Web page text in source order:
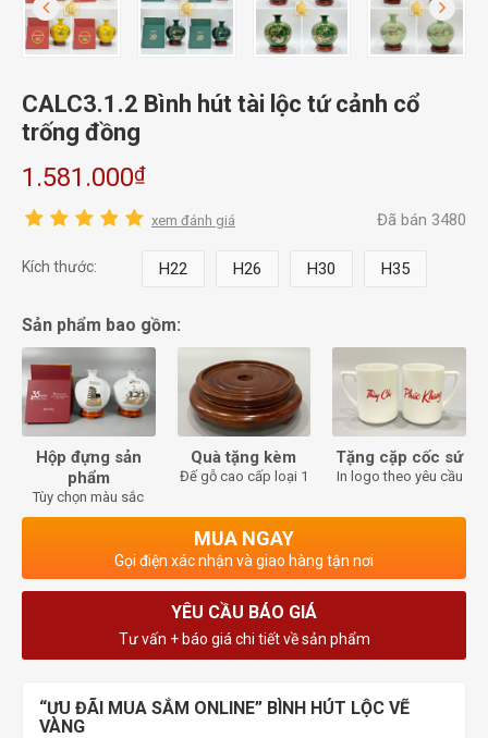
CALC3.1.2 Bình hút tài lộc tứ cảnh cổ
trống đồng
1.581.000₫
xem đánh giá Đã bán 3480
Kích thước: H22 H26 H30 H35
Sản phẩm bao gồm:
Hộp đựng sản
phẩm
Tùy chọn màu sắc
Quà tặng kèm
Đế gỗ cao cấp loại 1
Tặng cặp cốc sứ
In logo theo yêu cầu
MUA NGAY
Gọi điện xác nhận và giao hàng tận nơi
YÊU CẦU BÁO GIÁ
Tư vấn + báo giá chi tiết về sản phẩm
“ƯU ĐÃI MUA SẮM ONLINE” BÌNH HÚT LỘC VẼ
VÀNG